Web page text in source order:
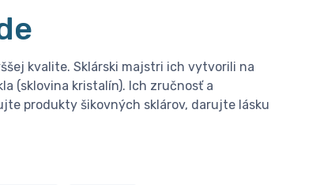
kvalite. Sklárski majstri ich vytvorili na
(sklovina kristalín). Ich zručnosť a
produkty šikovných sklárov, darujte lásku